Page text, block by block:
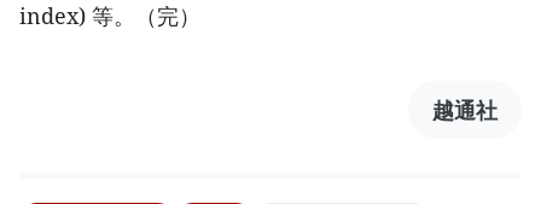
index) 等。（完）
越通社